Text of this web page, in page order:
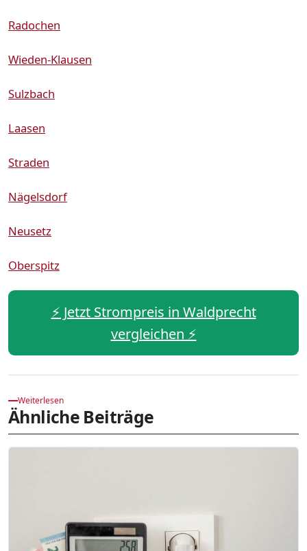
Radochen
Wieden-Klausen
Sulzbach
Laasen
Straden
Nägelsdorf
Neusetz
Oberspitz
⚡️ Jetzt Strompreis in Waldprecht
vergleichen ⚡️
Weiterlesen
Ähnliche Beiträge